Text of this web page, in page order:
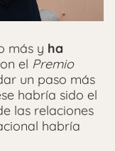
más y ha
el Premio
un paso más
habría sido el
las relaciones
habría